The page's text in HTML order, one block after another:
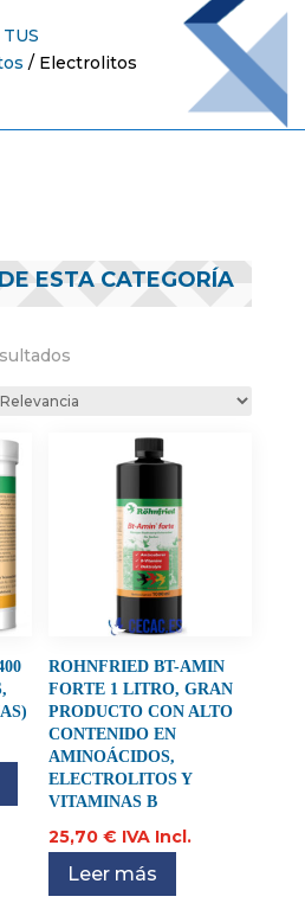
/ Electrolitos
ESTA CATEGORÍA
ROHNFRIED BT-AMIN
FORTE 1 LITRO, GRAN
PRODUCTO CON ALTO
CONTENIDO EN
AMINOÁCIDOS,
ELECTROLITOS Y
VITAMINAS B
25,70€ IVA Incl.
Leer más